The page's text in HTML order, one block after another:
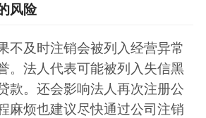
风险
不及时注销会被列入经营异常
。法人代表可能被列入失信黑
款。还会影响法人再次注册公
麻烦也建议尽快通过公司注销